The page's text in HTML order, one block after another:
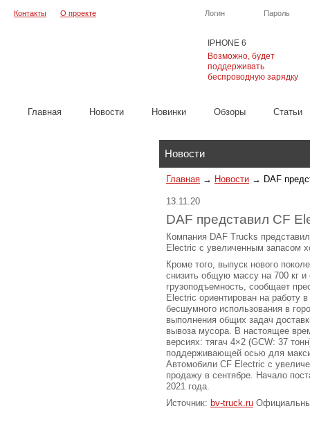
IPHONE 6
Возможно, будет
поддерживать
беспроводную зарядку
Логин Пароль
Контакты О проекте
Главная Новости Новинки Обзоры Cтатьи
Новости
Главная → Новости → DAF
13.11.20
DAF представил CF
Компания DAF Trucks
Electric с увеличенным запасом
Кроме того, выпуск нового
снизить общую массу на 700 кг и
грузоподъемность, сообщает
Electric ориентирован на работу
бесшумного использования в
выполнения общих задач
вывоза мусора. В настоящее
версиях: тягач 4×2 (GCW: 37
поддерживающей осью для
Автомобили CF Electric с
продажу в сентябре. Начало
2021 года.
Источник: bv-truck.ru